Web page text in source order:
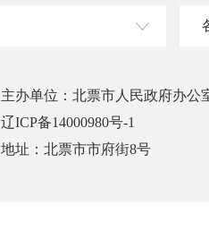
主办单位：北票市人民政府办公
辽ICP备14000980号-1
地址：北票市市府街8号